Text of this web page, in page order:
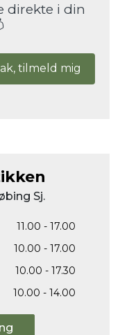
direkte i din
tilmeld mig
Sj.
11.00 - 17.00
10.00 - 17.00
10.00 - 17.30
10.00 - 14.00